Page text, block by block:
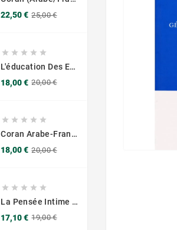
22,50 € 25,00 €
    
L'éducation Des Enfants Selon Les Principes Du Prophète Sws
18,00 € 20,00 €
    
Coran Arabe-Français – Traduction Officielle (14x20 Cm ) – Couverture Daim Luxees Dorées
18,00 € 20,00 €
    
La Pensée Intime - Ibn Al Jawzi - Éditions Chama (Al Azhar)
17,10 € 19,00 €